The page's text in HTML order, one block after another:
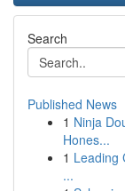
Search
Published News
1 Ninja
Hones...
1 Leading
...